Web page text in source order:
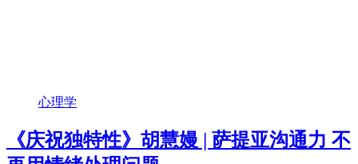
心理学
《庆祝独特性》胡慧嫚 | 萨提亚沟通力 不